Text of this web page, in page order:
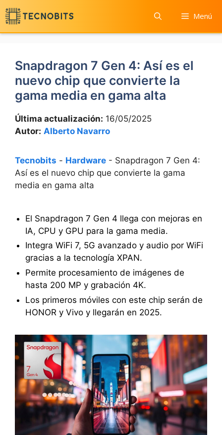
Saltar
al
contenido
Menú
Snapdragon 7 Gen 4: Así es el
nuevo chip que convierte la
gama media en gama alta
Última actualización: 16/05/2025
Autor: Alberto Navarro
Tecnobits - Hardware - Snapdragon 7 Gen 4:
Así es el nuevo chip que convierte la gama
media en gama alta
El Snapdragon 7 Gen 4 llega con mejoras en
IA, CPU y GPU para la gama media.
Integra WiFi 7, 5G avanzado y audio por WiFi
gracias a la tecnología XPAN.
Permite procesamiento de imágenes de
hasta 200 MP y grabación 4K.
Los primeros móviles con este chip serán de
HONOR y Vivo y llegarán en 2025.